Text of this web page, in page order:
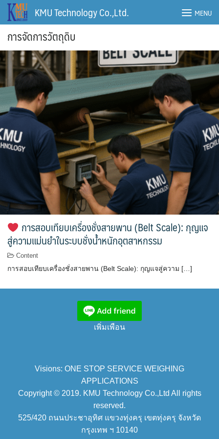
Skip
content
KMU Technology Co.,Ltd. MENU
การจัดการวัตถุดิบ
การสอบเทียบเครื่องชั่งสายพาน (Belt Scale): กุญแจ
สู่ความแม่นยำในระบบชั่งน้ำหนักอุตสาหกรรม
Content
การสอบเทียบเครื่องชั่งสายพาน (Belt Scale): กุญแจสู่ความ […]
เพิ่มเพือน
Visions: ONE STOP SERVICE WEIGHING
APPLICATIONS
Copyright © 2019. KMU Technology Co.,Ltd All rights
reserved.
525/420 ถนนประชาอุทิศ แขวงทุ่งครุ เขตทุ่งครุ จังหวัด
กรุงเทพ ฯ 10140